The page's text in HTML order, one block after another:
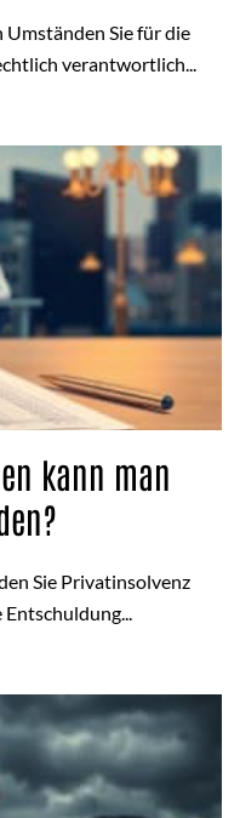
Umständen Sie für die
verantwortlich...
kann man
Sie Privatinsolvenz